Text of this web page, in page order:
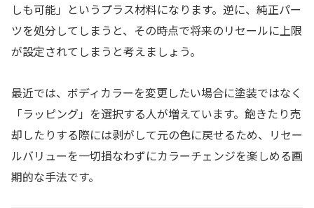
しも可能」というプラス材料になります。逆に、純正パー
ツを処分してしまうと、その時点で将来のリセールに上限
が設定されてしまうと考えましょう。
最近では、ボディカラーを変更したい場合に塗装ではなく
「ラッピング」を選択する人が増えています。飽きたり売
却したりする際には剥がして元の色に戻せるため、リセー
ルバリューを一切損なわずにカラーチェンジを楽しめる画
期的な手法です。